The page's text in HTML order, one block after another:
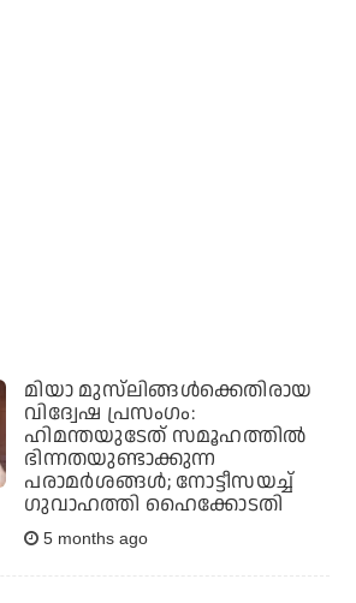
മിയാ മുസ്‌ലിങ്ങള്‍ക്കെതിരായ
വിദ്വേഷ പ്രസംഗം:
ഹിമന്തയുടേത് സമൂഹത്തില്‍
ഭിന്നതയുണ്ടാക്കുന്ന
പരാമര്‍ശങ്ങള്‍; നോട്ടീസയച്ച്
ഗുവാഹത്തി ഹൈക്കോടതി
5 months ago